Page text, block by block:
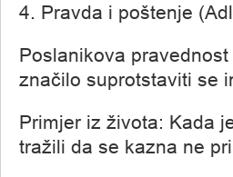
4. Pravda i poštenje
Poslanikova
značilo suprotstaviti se
Primjer iz života: Kada
tražili da se kazna ne